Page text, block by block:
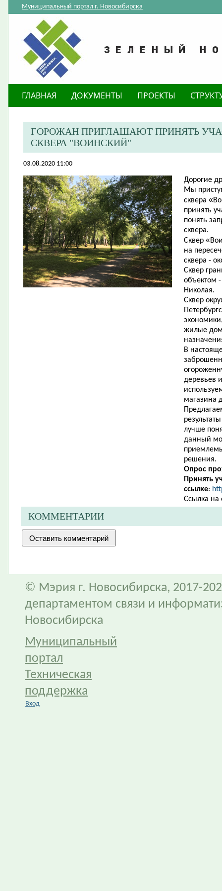
Муниципальный портал г. Новосибирска
ГЛАВНАЯ ДОКУМЕНТЫ ПРОЕКТЫ
ГОРОЖАН ПРИГЛАШАЮТ ПРИНЯТЬ
СКВЕРА "ВОИНСКИЙ"
03.08.2020 11:00
Дорогие
Мы
сквера «
принять
понять
сквера.
Сквер «
на
сквера -
Сквер
объектом
Николая.
Сквер
жилые
В
деревьев
магазина
лучше
данный
решения.
Опрос
Принять
ссылке:
Ссылка на
КОММЕНТАРИИ
© Мэрия г. Новосибирска, 2017-
департаментом связи и
Новосибирска
Муниципальный
портал
Техническая
поддержка
Вход